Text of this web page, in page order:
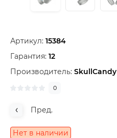
Артикул: 15384
Гарантия: 12
Производитель: SkullCandy
0
Пред.
Нет в наличии